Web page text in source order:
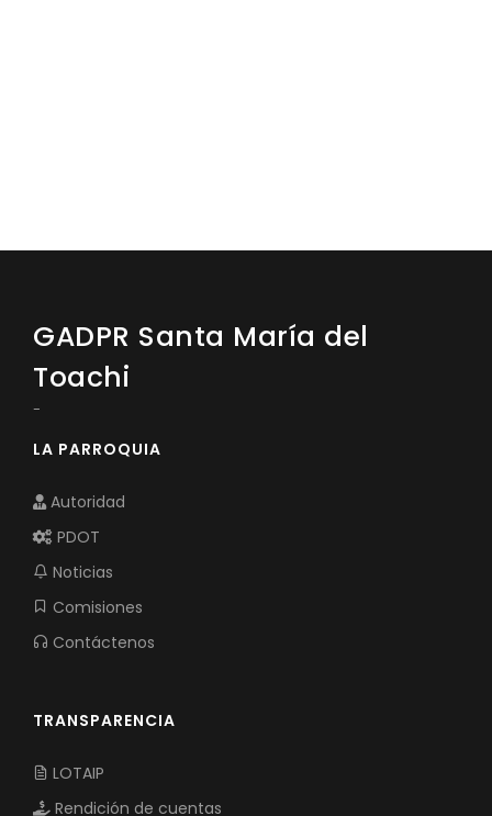
GADPR Santa María del
Toachi
-
LA PARROQUIA
Autoridad
PDOT
Noticias
Comisiones
Contáctenos
TRANSPARENCIA
LOTAIP
Rendición de cuentas